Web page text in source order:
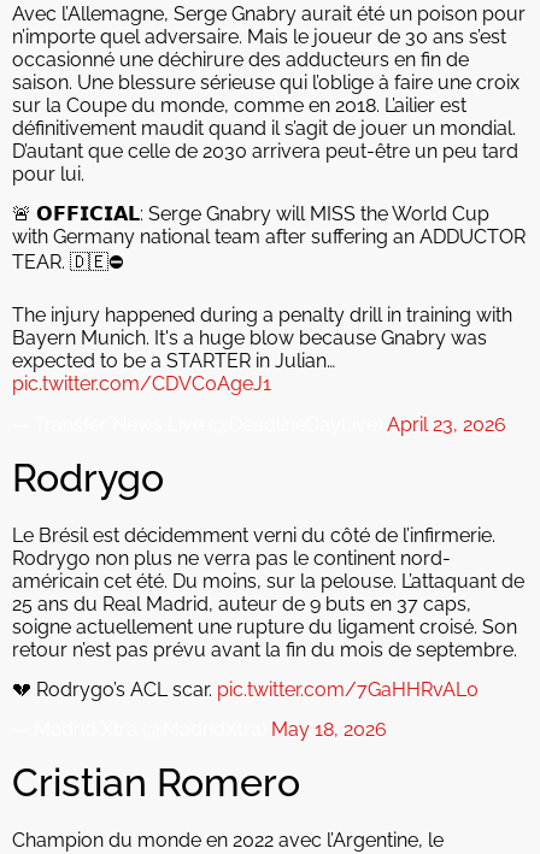
Avec l’Allemagne, Serge Gnabry aurait été un poison pour
n’importe quel adversaire. Mais le joueur de 30 ans s’est
occasionné une déchirure des adducteurs en fin de
saison. Une blessure sérieuse qui l’oblige à faire une croix
sur la Coupe du monde, comme en 2018. L’ailier est
définitivement maudit quand il s’agit de jouer un mondial.
D’autant que celle de 2030 arrivera peut-être un peu tard
pour lui.
🚨 𝗢𝗙𝗙𝗜𝗖𝗜𝗔𝗟: Serge Gnabry will MISS the World Cup
with Germany national team after suffering an ADDUCTOR
TEAR. 🇩🇪⛔️
The injury happened during a penalty drill in training with
Bayern Munich. It's a huge blow because Gnabry was
expected to be a STARTER in Julian…
pic.twitter.com/CDVC0AgeJ1
April 23, 2026
Rodrygo
Le Brésil est décidemment verni du côté de l’infirmerie.
Rodrygo non plus ne verra pas le continent nord-
américain cet été. Du moins, sur la pelouse. L’attaquant de
25 ans du Real Madrid, auteur de 9 buts en 37 caps,
soigne actuellement une rupture du ligament croisé. Son
retour n’est pas prévu avant la fin du mois de septembre.
💔 Rodrygo’s ACL scar. pic.twitter.com/7GaHHRvAL0
May 18, 2026
Cristian Romero
Champion du monde en 2022 avec l’Argentine, le